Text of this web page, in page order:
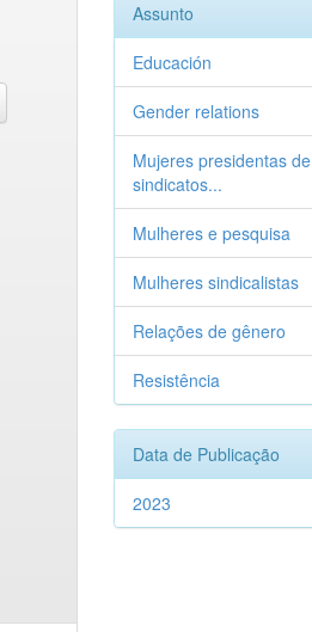
Assunto
Educación
Gender relations
Mujeres presidentas de
sindicatos...
Mulheres e pesquisa
Mulheres sindicalistas
Relações de gênero
Resistência
Data de Publicação
2023